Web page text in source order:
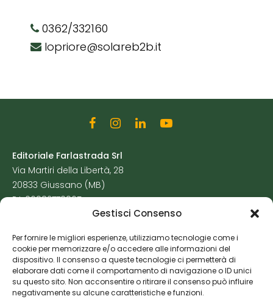
Gestisci Consenso
Per fornire le migliori esperienze, utilizziamo tecnologie come i
cookie per memorizzare e/o accedere alle informazioni del
dispositivo. Il consenso a queste tecnologie ci permetterà di
elaborare dati come il comportamento di navigazione o ID unici
su questo sito. Non acconsentire o ritirare il consenso può influire
negativamente su alcune caratteristiche e funzioni.
0362/332160
lopriore@solareb2b.it
Editoriale Farlastrada Srl
Via Martiri della Libertà, 28
20833 Giussano (MB)
P.I. 06982770965
Cookie Policy
Risorse Aggiuntive